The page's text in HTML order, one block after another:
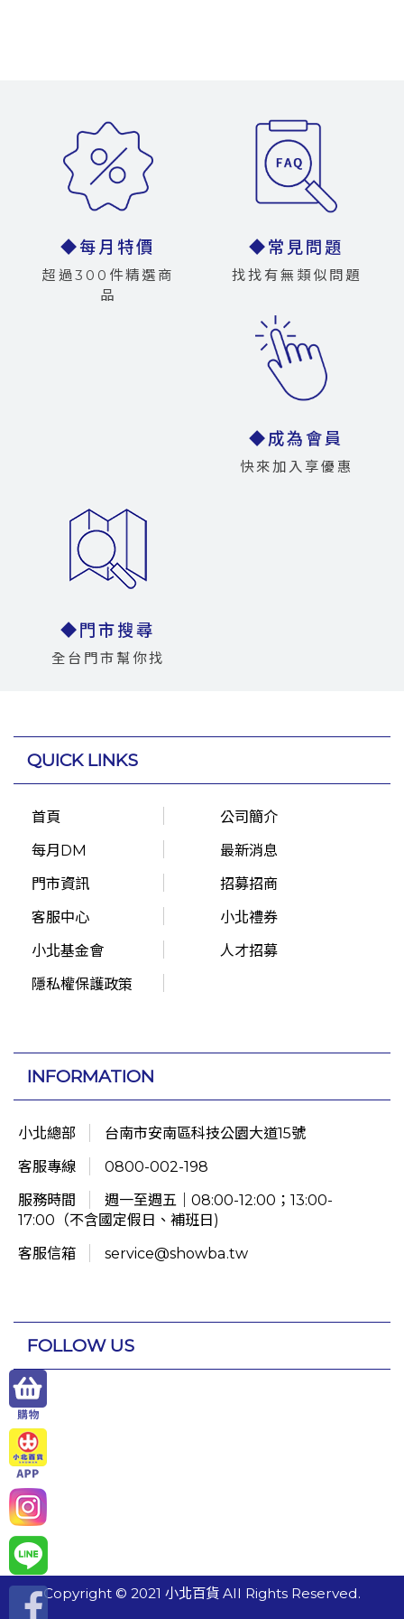
◆每月特價
超過300件精選商
品
◆常見問題
找找有無類似問題
◆成為會員
快來加入享優惠
◆門市搜尋
全台門市幫你找
QUICK LINKS
首頁
公司簡介
每月DM
最新消息
門市資訊
招募招商
客服中心
小北禮券
小北基金會
人才招募
隱私權保護政策
INFORMATION
小北總部
台南市安南區科技公園大道15號
客服專線
0800-002-198
服務時間
週一至週五｜08:00-12:00；13:00-
17:00（不含國定假日、補班日)
客服信箱
service@showba.tw
FOLLOW US
Copyright © 2021 小北百貨 All Rights Reserved.